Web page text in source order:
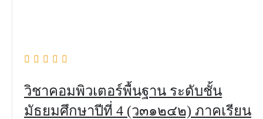
วิชาคอมพิวเตอร์พื้นฐาน ระดับชั้น
มัธยมศึกษาปีที่ 4 (ว๓๑๒๔๒) ภาคเรียน